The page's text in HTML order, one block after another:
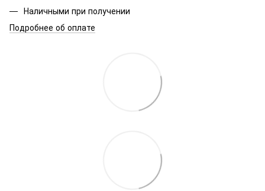
Наличными при получении
Подробнее об оплате